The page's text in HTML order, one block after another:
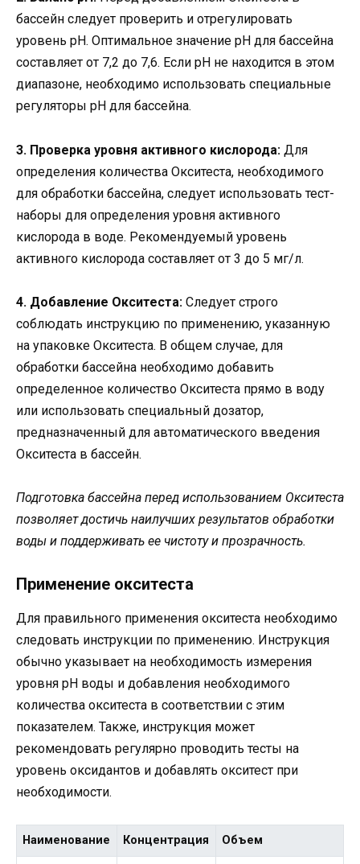
бассейн следует проверить и отрегулировать
уровень pH. Оптимальное значение pH для бассейна
составляет от 7,2 до 7,6. Если pH не находится в этом
диапазоне, необходимо использовать специальные
регуляторы pH для бассейна.
3. Проверка уровня активного кислорода: Для
определения количества Окситеста, необходимого
для обработки бассейна, следует использовать тест-
наборы для определения уровня активного
кислорода в воде. Рекомендуемый уровень
активного кислорода составляет от 3 до 5 мг/л.
4. Добавление Окситеста: Следует строго
соблюдать инструкцию по применению, указанную
на упаковке Окситеста. В общем случае, для
обработки бассейна необходимо добавить
определенное количество Окситеста прямо в воду
или использовать специальный дозатор,
предназначенный для автоматического введения
Окситеста в бассейн.
Подготовка бассейна перед использованием Окситеста
позволяет достичь наилучших результатов обработки
воды и поддерживать ее чистоту и прозрачность.
Применение окситеста
Для правильного применения окситеста необходимо
следовать инструкции по применению. Инструкция
обычно указывает на необходимость измерения
уровня pH воды и добавления необходимого
количества окситеста в соответствии с этим
показателем. Также, инструкция может
рекомендовать регулярно проводить тесты на
уровень оксидантов и добавлять окситест при
необходимости.
Наименование Концентрация Объем